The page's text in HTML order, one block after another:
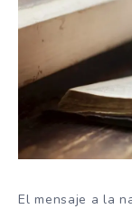
El mensaje a la